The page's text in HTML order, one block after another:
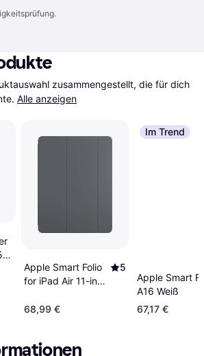
zusammengestellt, die für dich
Alle anzeigen
Apple Smart Folio
for iPad Air 11-inch
Grey
5
68,99 €
Im Trend
Apple Smart
A16 Weiß
67,17 €